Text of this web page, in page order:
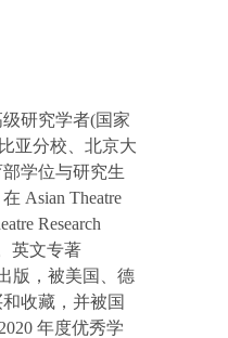
研究学者(国家
亚分校、北京大
学位与研究生
Asian Theatre
Research
英文专著
版，被美国、德
收藏，并被国
年度优秀学